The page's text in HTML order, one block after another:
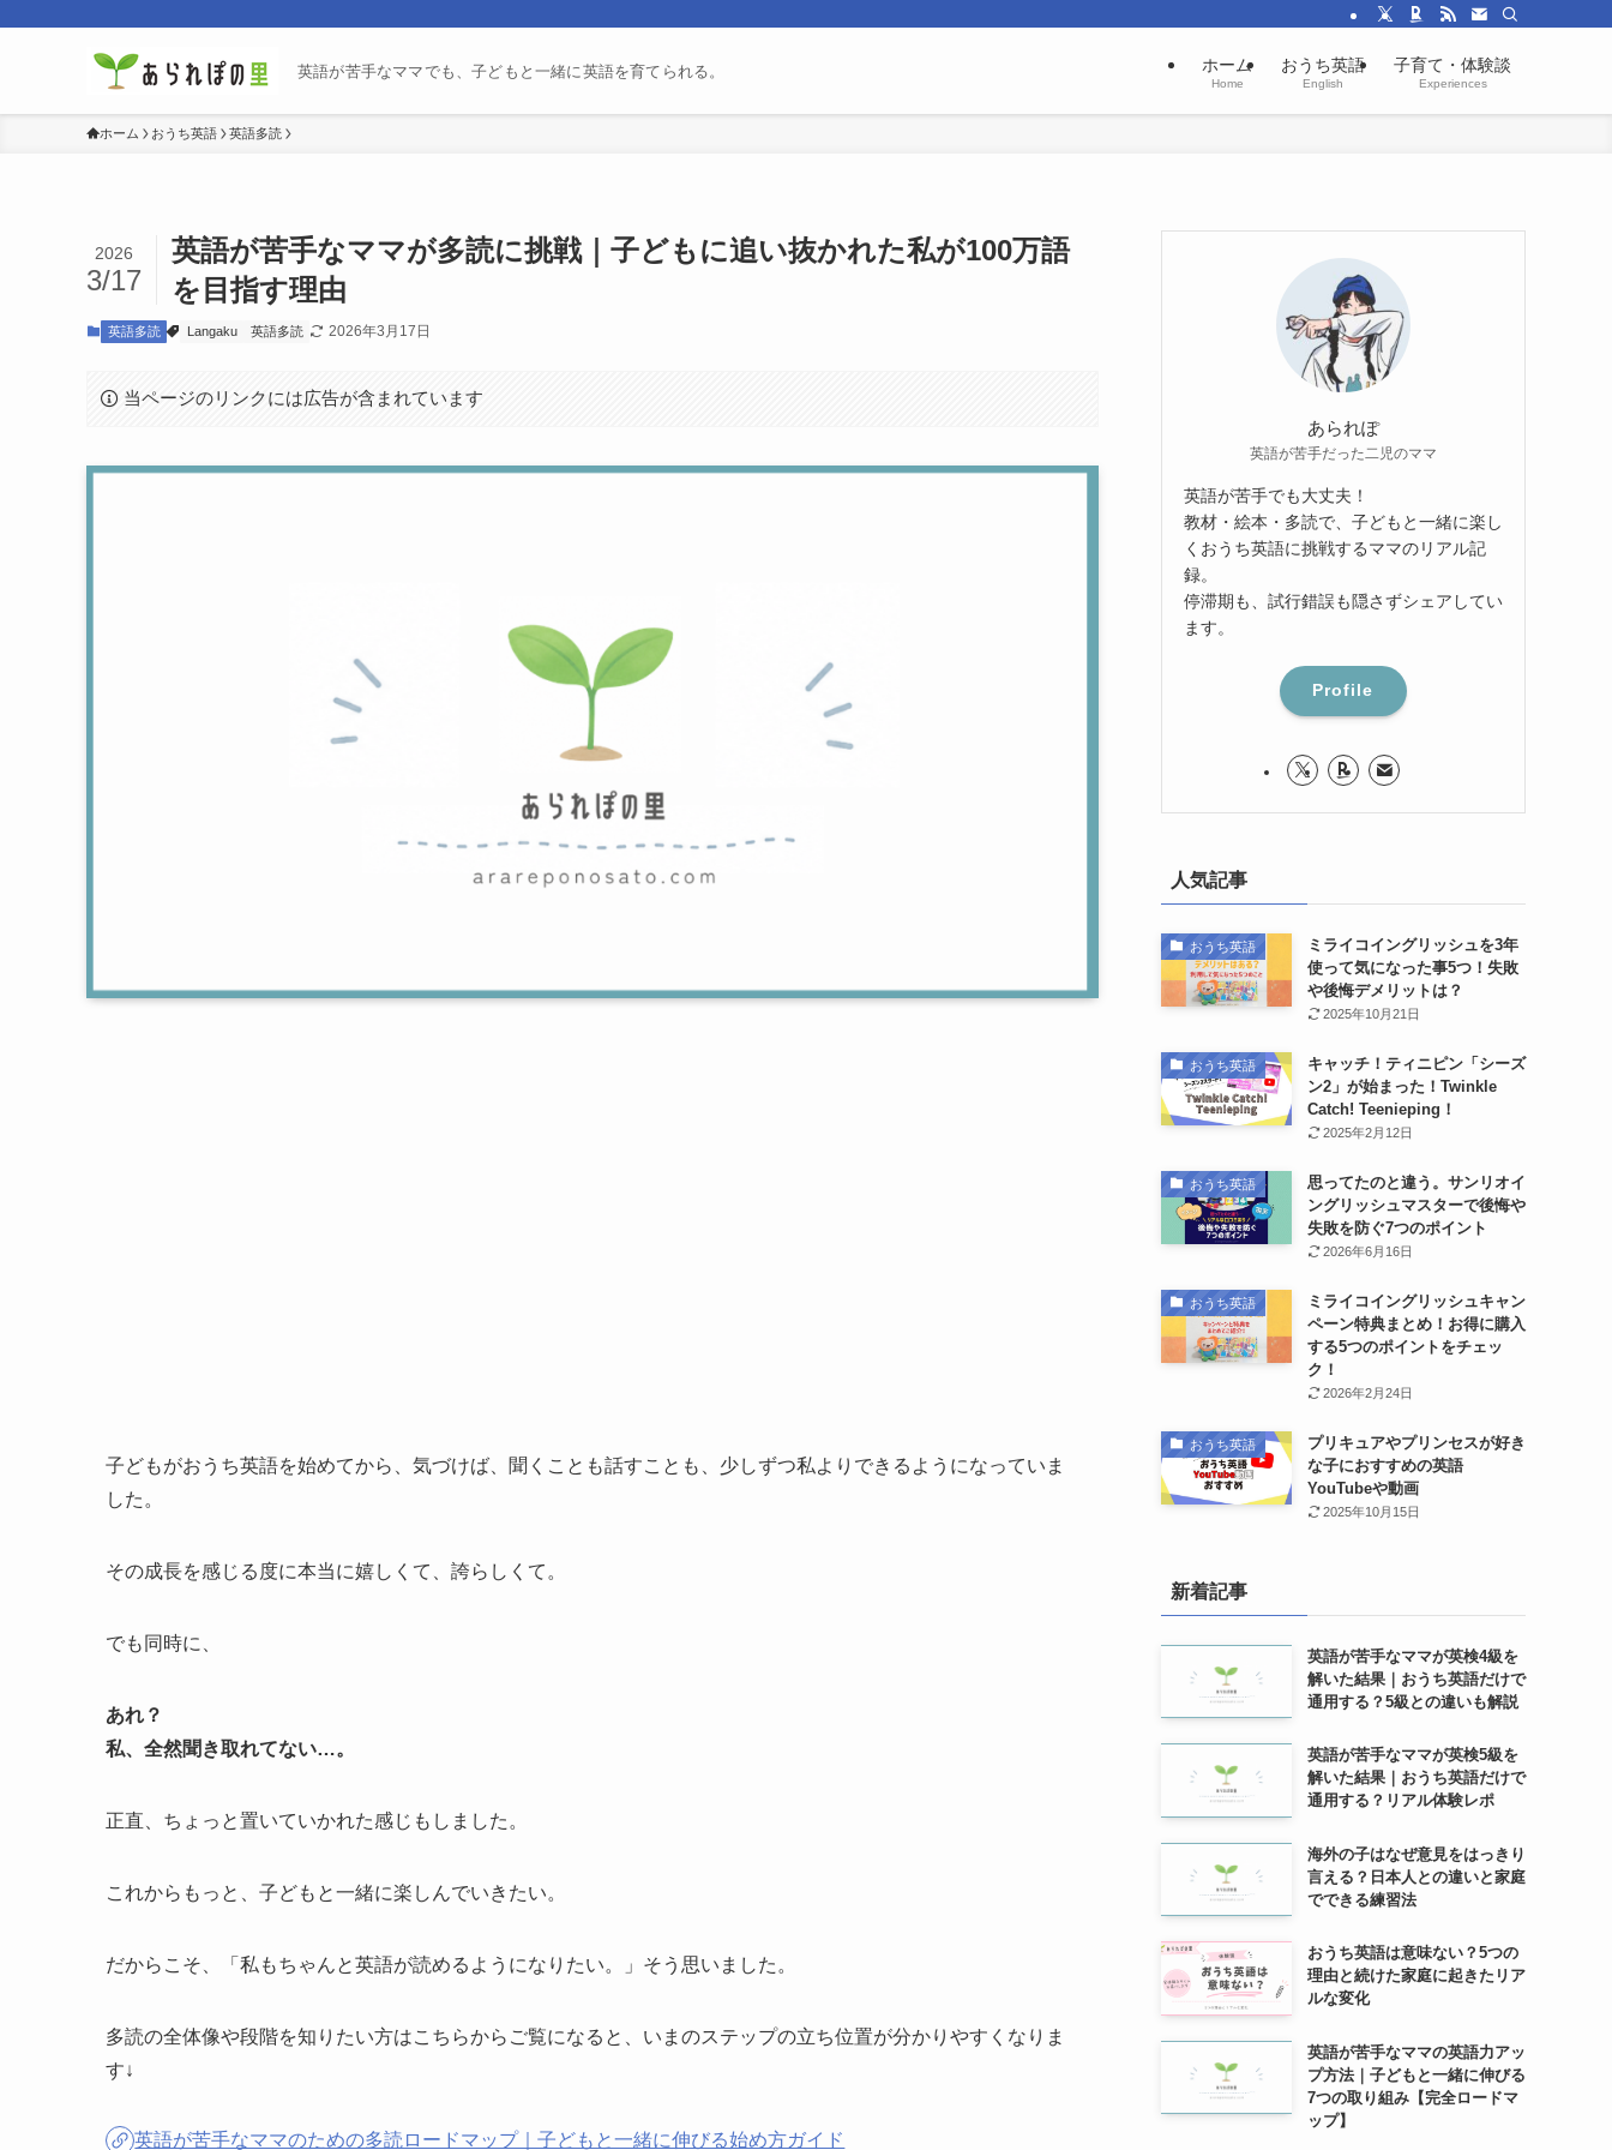
英語が苦手なママでも、子どもと一緒に英語を育てられる。 ホーム
Home
おうち英語
English
子育て・体験談
Experiences
ホーム おうち英語 英語多読
英語が苦手なママが多読に挑戦｜子どもに追い抜かれた私が100万語
を目指す理由
2026
3/17
英語多読 Langaku 英語多読 2026年3月17日
当ページのリンクには広告が含まれています
子どもがおうち英語を始めてから、気づけば、聞くことも話すことも、少しずつ私よりできるようになっていま
した。
その成長を感じる度に本当に嬉しくて、誇らしくて。
でも同時に、
あれ？
私、全然聞き取れてない…。
正直、ちょっと置いていかれた感じもしました。
これからもっと、子どもと一緒に楽しんでいきたい。
だからこそ、「私もちゃんと英語が読めるようになりたい。」そう思いました。
多読の全体像や段階を知りたい方はこちらからご覧になると、いまのステップの立ち位置が分かりやすくなりま
す↓
英語が苦手なママのための多読ロードマップ｜子どもと一緒に伸びる始め方ガイド
あられぽ
英語が苦手だった二児のママ
英語が苦手でも大丈夫！
教材・絵本・多読で、子どもと一緒に楽し
くおうち英語に挑戦するママのリアル記
録。
停滞期も、試行錯誤も隠さずシェアしてい
ます。
Profile
人気記事
おうち英語
ミライコイングリッシュを3年
使って気になった事5つ！失敗
や後悔デメリットは？
2025年10月21日
おうち英語
キャッチ！ティニピン「シーズ
ン2」が始まった！Twinkle
Catch! Teenieping！
2025年2月12日
おうち英語
思ってたのと違う。サンリオイ
ングリッシュマスターで後悔や
失敗を防ぐ7つのポイント
2026年6月16日
おうち英語
ミライコイングリッシュキャン
ペーン特典まとめ！お得に購入
する5つのポイントをチェッ
ク！
2026年2月24日
おうち英語
プリキュアやプリンセスが好き
な子におすすめの英語
YouTubeや動画
2025年10月15日
新着記事
英語が苦手なママが英検4級を
解いた結果｜おうち英語だけで
通用する？5級との違いも解説
英語が苦手なママが英検5級を
解いた結果｜おうち英語だけで
通用する？リアル体験レポ
海外の子はなぜ意見をはっきり
言える？日本人との違いと家庭
でできる練習法
おうち英語は意味ない？5つの
理由と続けた家庭に起きたリア
ルな変化
英語が苦手なママの英語力アッ
プ方法｜子どもと一緒に伸びる
7つの取り組み【完全ロードマ
ップ】